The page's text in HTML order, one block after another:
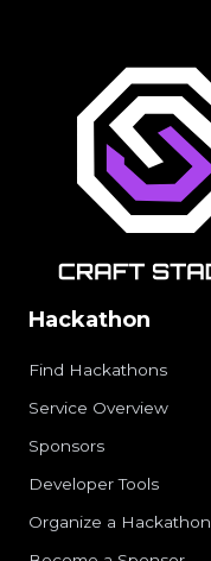
Hackathon
Find Hackathons
Service Overview
Sponsors
Developer Tools
Organize a Hackathon